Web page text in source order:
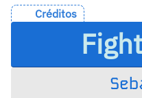
Créditos